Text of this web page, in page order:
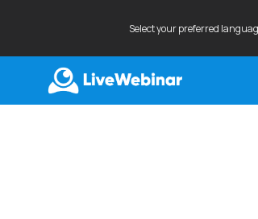
Select your preferred